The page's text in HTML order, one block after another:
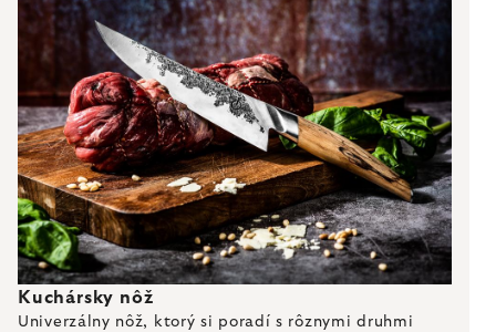
Kuchársky nôž
Univerzálny nôž, ktorý si poradí s rôznymi druhmi